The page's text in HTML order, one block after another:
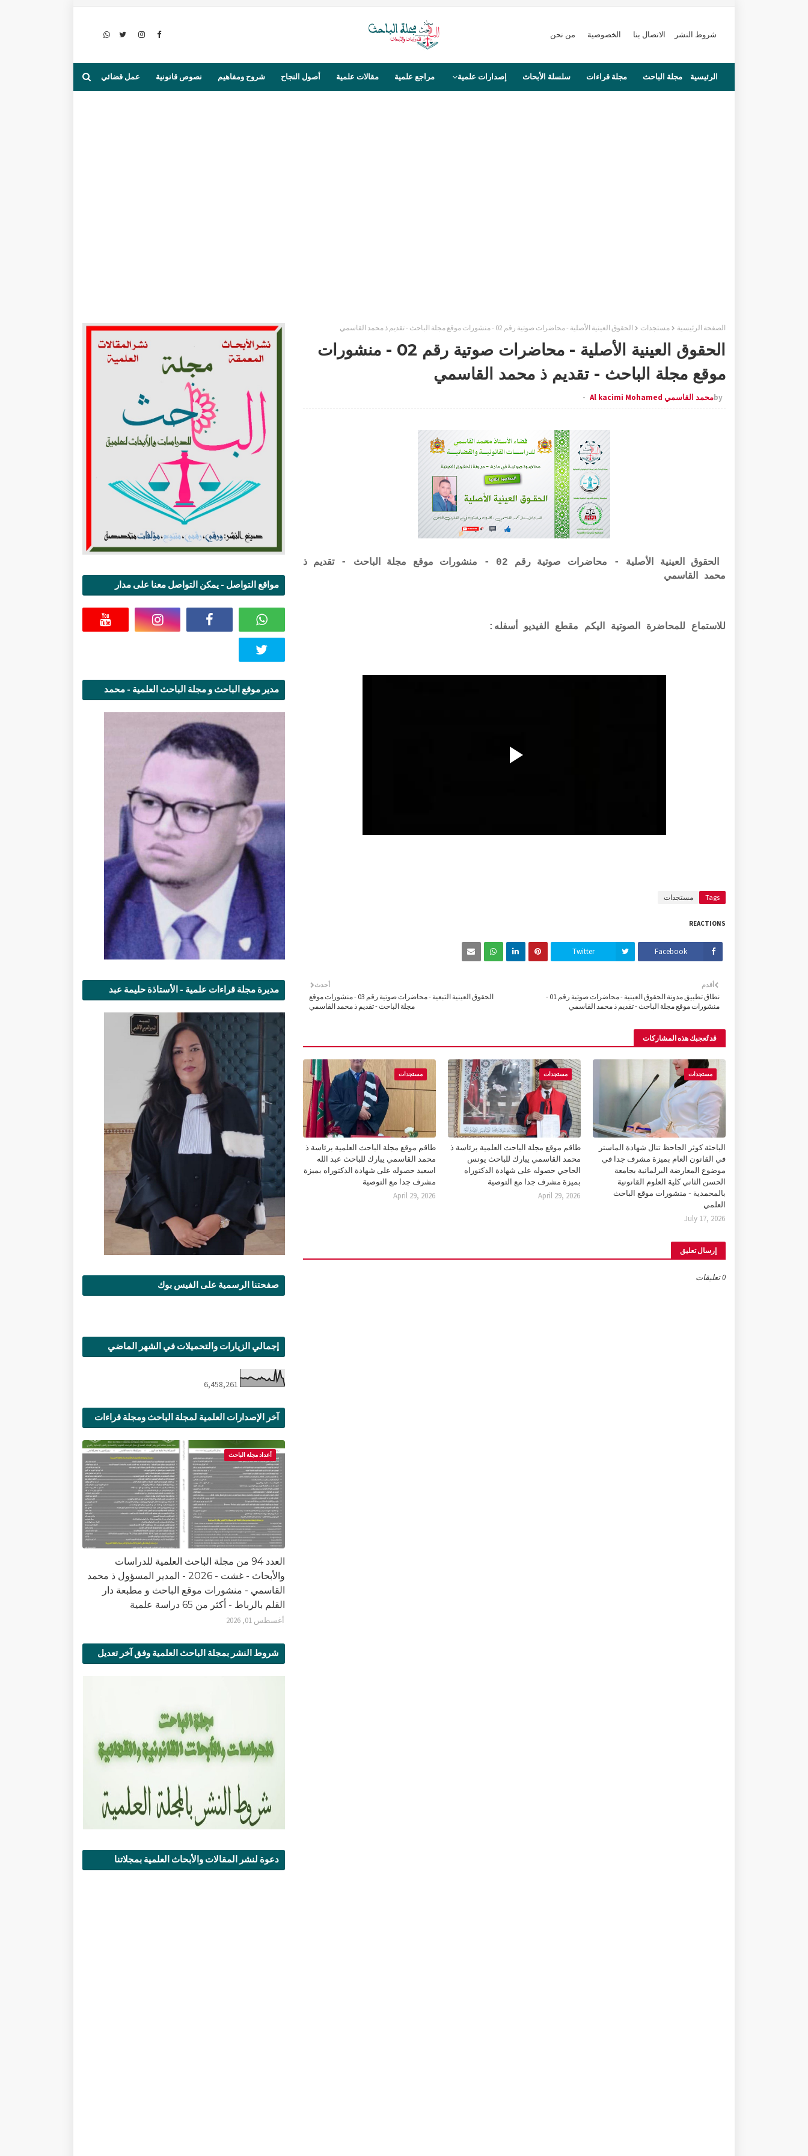
شروط النشر الاتصال بنا الخصوصية من نحن
الرئيسية مجلة الباحث مجلة قراءات سلسلة الأبحاث إصدارات علمية مراجع علمية مقالات علمية أصول النجاح شروح ومفاهيم نصوص قانونية عمل قضائي
الصفحة الرئيسية مستجدات الحقوق العينية الأصلية - محاضرات صوتية رقم 02 - منشورات موقع مجلة الباحث - تقديم ذ محمد القاسمي
الحقوق العينية الأصلية - محاضرات صوتية رقم 02 - منشورات
موقع مجلة الباحث - تقديم ذ محمد القاسمي
byمحمد القاسمي Al kacimi Mohamed
الحقوق العينية الأصلية - محاضرات صوتية رقم 02 - منشورات موقع مجلة الباحث - تقديم ذ
محمد القاسمي
للاستماع للمحاضرة الصوتية اليكم مقطع الفيديو أسفله:
Tags مستجدات
REACTIONS
Facebook
Twitter
أحدث
الحقوق العينية التبعية - محاضرات صوتية رقم 03 - منشورات موقع
مجلة الباحث - تقديم ذ محمد القاسمي
أقدم
نطاق تطبيق مدونة الحقوق العينية - محاضرات صوتية رقم 01 -
منشورات موقع مجلة الباحث - تقديم ذ محمد القاسمي
قد تُعجبك هذه المشاركات
مستجدات
الباحثة كوثر الجاحظ تنال شهادة الماستر
في القانون العام بميزة مشرف جدا في
موضوع المعارضة البرلمانية بجامعة
الحسن الثاني كلية العلوم القانونية
بالمحمدية - منشورات موقع الباحث
العلمي
July 17, 2026
مستجدات
طاقم موقع مجلة الباحث العلمية برئاسة ذ
محمد القاسمي يبارك للباحث يونس
الحاجي حصوله على شهادة الدكتوراه
بميزة مشرف جدا مع التوصية
April 29, 2026
مستجدات
طاقم موقع مجلة الباحث العلمية برئاسة ذ
محمد القاسمي يبارك للباحث عبد الله
اسعيد حصوله على شهادة الدكتوراه بميزة
مشرف جدا مع التوصية
April 29, 2026
إرسال تعليق
0 تعليقات
مواقع التواصل - يمكن التواصل معنا على مدار
مدير موقع الباحث و مجلة الباحث العلمية - محمد
مديرة مجلة قراءات علمية - الأستاذة حليمة عبد
صفحتنا الرسمية على الفيس بوك
إجمالي الزيارات والتحميلات في الشهر الماضي
6,458,261
آخر الإصدارات العلمية لمجلة الباحث ومجلة قراءات
أعداد مجلة الباحث
العدد 94 من مجلة الباحث العلمية للدراسات
والأبحاث - غشت - 2026 - المدير المسؤول ذ محمد
القاسمي - منشورات موقع الباحث و مطبعة دار
القلم بالرباط - أكثر من 65 دراسة علمية
أغسطس 01, 2026
شروط النشر بمجلة الباحث العلمية وفق آخر تعديل
دعوة لنشر المقالات والأبحاث العلمية بمجلاتنا